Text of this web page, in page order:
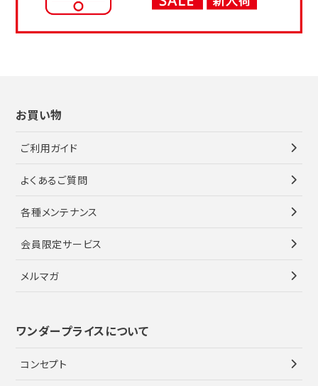
お買い物
ご利用ガイド
よくあるご質問
各種メンテナンス
会員限定サービス
メルマガ
ワンダープライスについて
コンセプト